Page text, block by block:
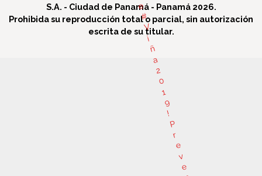
e
#
V
i
ñ
a
2
0
1
9
!
P
r
e
v
e
S.A. - Ciudad de Panamá - Panamá 2026.
Prohibida su reproducción total o parcial, sin autorización
escrita de su titular.